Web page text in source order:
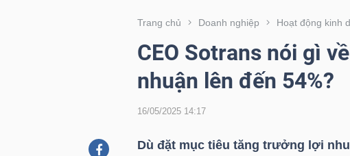
Trang chủ Doanh nghiệp Hoạt động kinh
CEO Sotrans nói gì
nhuận lên đến 54%?
16/05/2025 14:17
Dù đặt mục tiêu tăng trưởng lợi